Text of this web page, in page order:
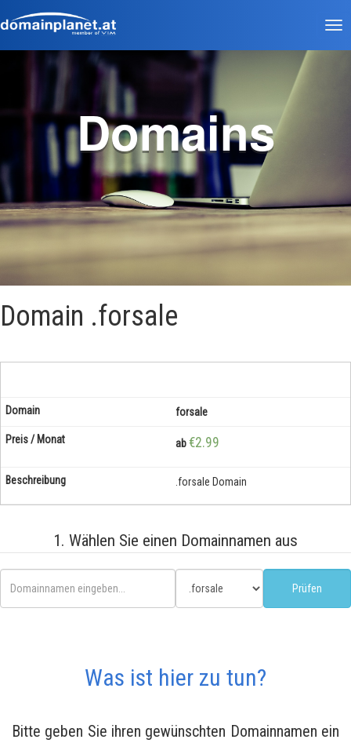
Domains
Domain .forsale
forsale
ab€2.99
.forsale Domain
1. Wählen Sie einen Domainnamen aus
Was ist hier zu tun?
Bitte geben Sie ihren gewünschten Domainnamen ein